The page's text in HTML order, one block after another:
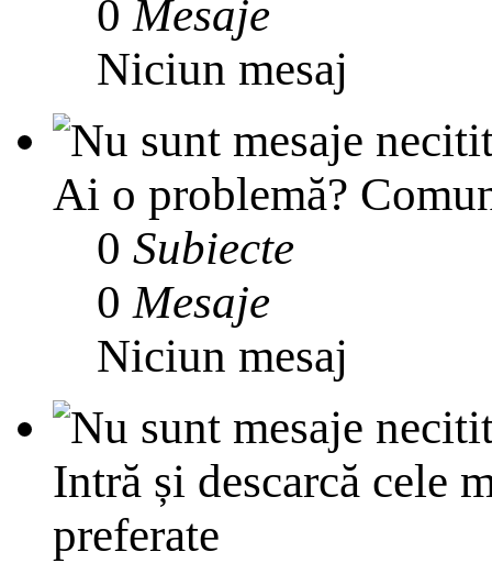
0Mesaje
Niciun mesaj
Ai o problemă?
0 Subiecte
0Mesaje
Niciun mesaj
Intră și descarcă cele
preferate